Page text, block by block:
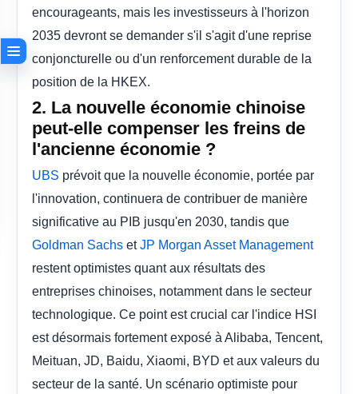
encourageants, mais les investisseurs à l'horizon
2035 devront se demander s'il s'agit d'une reprise
conjoncturelle ou d'un renforcement durable de la
position de la HKEX.
2. La nouvelle économie chinoise
peut-elle compenser les freins de
l'ancienne économie ?
UBS prévoit que la nouvelle économie, portée par
l'innovation, continuera de contribuer de manière
significative au PIB jusqu'en 2030, tandis que
Goldman Sachs etJP Morgan Asset Management
restent optimistes quant aux résultats des
entreprises chinoises, notamment dans le secteur
technologique. Ce point est crucial car l'indice HSI
est désormais fortement exposé à Alibaba, Tencent,
Meituan, JD, Baidu, Xiaomi, BYD et aux valeurs du
secteur de la santé. Un scénario optimiste pour